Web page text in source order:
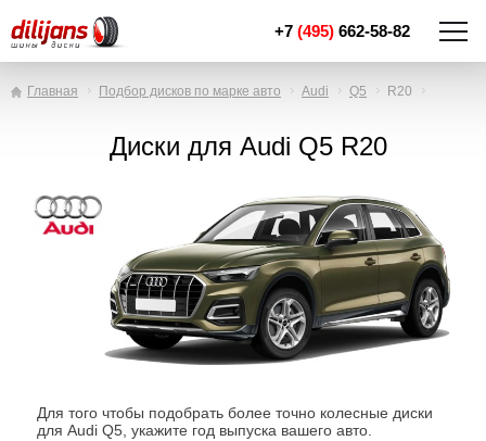
+7 (495) 662-58-82
Главная Подбор дисков по марке авто Audi Q5 R20
Диски для Audi Q5 R20
Для того чтобы подобрать более точно колесные диски
для Audi Q5, укажите год выпуска вашего авто.